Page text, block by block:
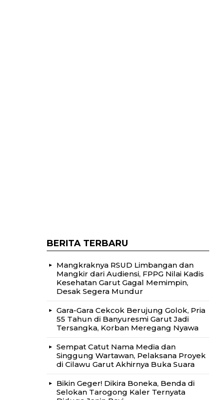
BERITA TERBARU
Mangkraknya RSUD Limbangan dan
Mangkir dari Audiensi, FPPG Nilai Kadis
Kesehatan Garut Gagal Memimpin,
Desak Segera Mundur
Gara-Gara Cekcok Berujung Golok, Pria
55 Tahun di Banyuresmi Garut Jadi
Tersangka, Korban Meregang Nyawa
Sempat Catut Nama Media dan
Singgung Wartawan, Pelaksana Proyek
di Cilawu Garut Akhirnya Buka Suara
Bikin Geger! Dikira Boneka, Benda di
Selokan Tarogong Kaler Ternyata